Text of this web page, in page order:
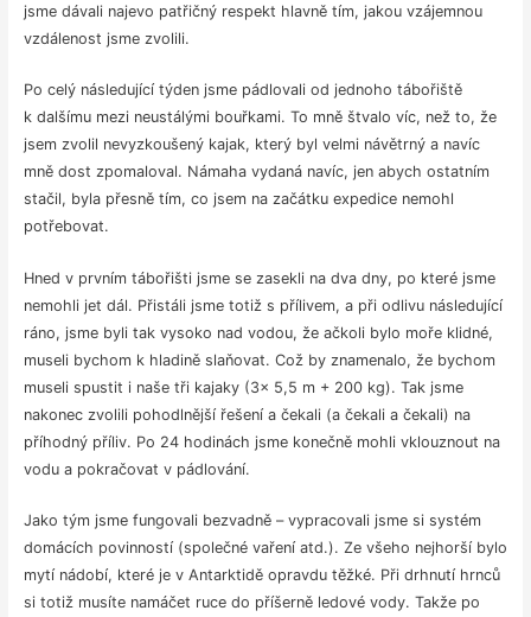
jsme dávali najevo patřičný respekt hlavně tím, jakou vzájemnou
vzdálenost jsme zvolili.
Po celý následující týden jsme pádlovali od jednoho tábořiště
k dalšímu mezi neustálými bouřkami. To mně štvalo víc, než to, že
jsem zvolil nevyzkoušený kajak, který byl velmi návětrný a navíc
mně dost zpomaloval. Námaha vydaná navíc, jen abych ostatním
stačil, byla přesně tím, co jsem na začátku expedice nemohl
potřebovat.
Hned v prvním tábořišti jsme se zasekli na dva dny, po které jsme
nemohli jet dál. Přistáli jsme totiž s přílivem, a při odlivu následující
ráno, jsme byli tak vysoko nad vodou, že ačkoli bylo moře klidné,
museli bychom k hladině slaňovat. Což by znamenalo, že bychom
museli spustit i naše tři kajaky (3x 5,5 m + 200 kg). Tak jsme
nakonec zvolili pohodlnější řešení a čekali (a čekali a čekali) na
příhodný příliv. Po 24 hodinách jsme konečně mohli vklouznout na
vodu a pokračovat v pádlování.
Jako tým jsme fungovali bezvadně – vypracovali jsme si systém
domácích povinností (společné vaření atd.). Ze všeho nejhorší bylo
mytí nádobí, které je v Antarktidě opravdu těžké. Při drhnutí hrnců
si totiž musíte namáčet ruce do příšerně ledové vody. Takže po